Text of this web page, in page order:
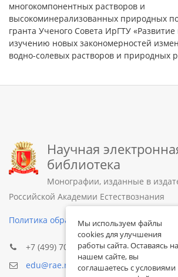
многокомпонентных растворов и
высокоминерализованных природных
гранта Ученого Совета ИрГТУ
изучению новых закономерностей
водно-солевых растворов и природных
Научная
библиотека
Монографии, изданные в
Российской Академии Естествознания
Политика обработки персональных
+7 (499) 705-72-30
edu@rae.ru
Мы используем файлы
cookies для улучшения
работы сайта. Оставаясь на
нашем сайте, вы
соглашаетесь с условиями